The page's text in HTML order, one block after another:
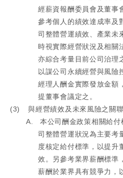
經薪資報酬委員會及董事
參考個人的績效達成率及
司整體營運績效、產業未
時視實際經營狀況及相關
亦綜合考量目前公司治理
以謀公司永續經營與風險
經理人酬金實際發放金額
提董事會議定之。
(3)
與經營績效及未來風險之關聯
A.
本公司酬金政策相關給
司整體營運狀況為主要考
度核定給付標準，以提升
效。另參考業界薪酬標準
薪酬於業界具有競爭力，